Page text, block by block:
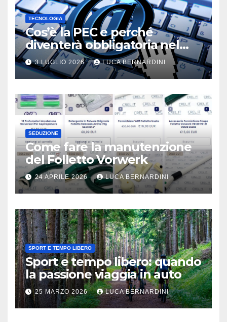
TECNOLOGIA
Cos’è la PEC e perché
diventerà obbligatoria nel
2026?
3 LUGLIO 2026 LUCA BERNARDINI
SEDUZIONE
Come fare la manutenzione
del Folletto Vorwerk
24 APRILE 2026 LUCA BERNARDINI
SPORT E TEMPO LIBERO
Sport e tempo libero: quando
la passione viaggia in auto
25 MARZO 2026 LUCA BERNARDINI